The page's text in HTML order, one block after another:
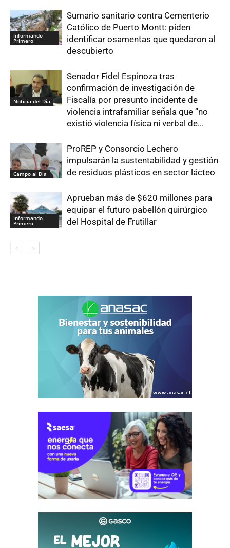
Informando
Primero
Sumario sanitario contra Cementerio
Católico de Puerto Montt: piden
identificar osamentas que quedaron al
descubierto
Noticia del Día
Senador Fidel Espinoza tras
confirmación de investigación de
Fiscalía por presunto incidente de
violencia intrafamiliar señala que “no
existió violencia física ni verbal de...
Campo al Día
ProREP y Consorcio Lechero
impulsarán la sustentabilidad y gestión
de residuos plásticos en sector lácteo
Informando
Primero
Aprueban más de $620 millones para
equipar el futuro pabellón quirúrgico
del Hospital de Frutillar